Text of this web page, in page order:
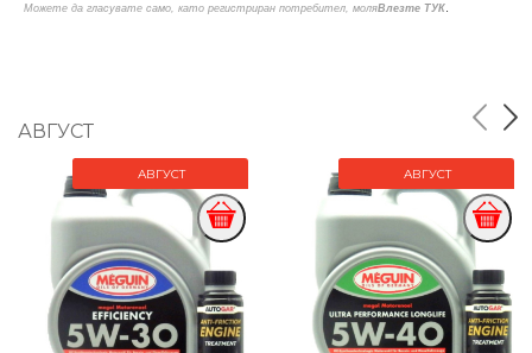
Можете да гласувате само, като регистриран потребител, моляВлезте ТУК
АВГУСТ
АВГУСТ АВГУСТ